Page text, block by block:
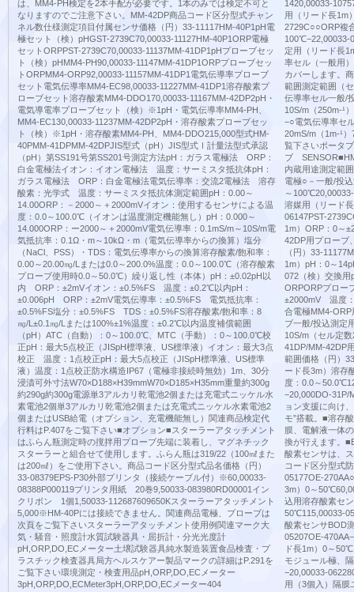
は、MM4-PH検定を2本手配が必要です。1本のみでは検定不可と
なりますのでご注意下さい。MM-42DP商品コード区分型式チャン
ネル数仕様測定項目付属センサ価格（円）33-11117HM-40P1pH電
極セット（検）pHGST-2739C70,00033-11127HM-40P1ORP電極
セットORPPST-2739C70,00033-11137MM-41DP1pHプローブセッ
ト（検）pHMM4-PH90,00033-11147MM-41DP1ORPプローブセッ
トORPMM4-ORP92,00033-11157MM-41DP1電気伝導率プローブ
セット電気伝導率MM4-EC98,00033-11227MM-41DP1溶存酸素プ
ローブセット溶存酸素MM4-DDO170,00033-11167MM-42DP2pH・
電気導電率プローブセット（検）※1pH・電気伝導率MM4-PH、
MM4-EC130,00033-11237MM-42DP2pH・溶存酸素プローブセッ
ト（検）※1pH・溶存酸素MM4-PH、MM4-DDO215,000型式HM-
40PMM-41DPMM-42DPJIS型式（pH）JIS型式Ⅰ計量法型式承認
（pH）第SS191号第SS201号測定方法pH：ガラス電極法 ORP：
白金電極法イオン：イオン電極法 温度：サーミスタ抵抗体pH：
ガラス電極法 ORP：白金電極法電気伝導率：交流2電極法 溶存
酸素：光学式 温度：サーミスタ抵抗体測定範囲pH：0.00～
14.00ORP：－2000～＋2000mVイオン：使用するセンサによる温
度：0.0～100.0℃（イオンは温度測定機能無し）pH：0.000～
14.000ORP：ー2000～＋2000mV電気伝導率：0.1mS/m～10S/m電
気抵抗率：0.1Ω・m～10kΩ・m（電気伝導率からの換算）塩分
（NaCl、PSS）・TDS：電気伝導率からの換算溶存酸素/飽和率：
0.00～20.00㎎/Lまたは0.0～200.0%温度：0.0～100.0℃（溶存酸素
プローブ使用時0.0～50.0℃）繰り返し性（本体）pH：±0.02pH以
内 ORP：±2mVイオン：±0.5%FS 温度：±0.2℃以内pH：
±0.006pH ORP：±2mV電気伝導率：±0.5%FS 電気抵抗率：
±0.5%FS塩分：±0.5%FS TDS：±0.5%FS溶存酸素/飽和率：8
㎎/L±0.1㎎/Lまたは100%±1%温度：±0.2℃以内温度補償範囲
（pH）ATC（自動）：0～100.0℃、MTC（手動）：0～100.0℃校
正pH：最大5点校正（JISpH標準液、US標準液）イオン：最大3点
校正 温度：1点校正pH：最大5点校正（JISpH標準液、US標準
液）温度：1点校正防水構造IP67（電極非接続時無効）1m、30分
浸漬可外寸法W70×D188×H39mmW70×D185×H35mm重量約300g
約290g約300g電源単3アルカリ乾電池2個または充電式ニッケル水
素電池2個単3アルカリ乾電池2個または充電式ニッケル水素電池2
個またはUSB給電（オプション、充電機能無し）関連商品検定代
行料はP.407をご覧下さい■オプション■スターラーアタッチメント
はふらん瓶測定時の撹拌用プローブ先端に装着し、マグネチック
スターラーと組合せて使用します。ふらん瓶は319/22（100㎖また
は200㎖）をご使用下さい。商品コード区分型式品名価格（円）
33-08379EPS-P30外部プリンタ（接続ケーブル付）※60,00033-
08388P000119プリンタ用紙 20巻9,50033-083980RD00001イン
クリボン 1個1,50033-112687609650Kスターラーアタッチメント
5,000※HM-40Pには接続できません。関連商品電極、プローブは
次頁をご覧下さいスターラーアタッチメント使用例関連マーク大
気・騒音・照度計水質試験器具・屈折計・分光光度計
pH,ORP,DO,ECメーター土壌試験器具純水製造装置食品検査・プ
ラスチック検査器具局方ヘルスケアー製品マークの詳細はP.291を
ご覧下さい環境測定・検査用品pH,ORP,DO,ECメーター
3pH,ORP,DO,ECMeter3pH,ORP,DO,ECメーター404
1420,00033-
用（リード長1m
2729C○○ORP複
100℃−22,00033-
定用（リード長
率セル（一般用
カバーします。
範囲測定範囲（
伝導率セル一般/
10S/m（250m-¹
−○電気伝導率セ
20mS/m（1m-¹
覧下さいポータ
ブ
内蔵用途測定範
電極○－一般/投
～
溶媒用（リード
06147PST-
1m）ORP：0～
42DP用プローブ
（円）33-
1m）pH：0～
072（検）交換用
ORPORPプロー
±2000mV 温度
合電極MM4-
ブ一般/投込測定
10S/m（セル定
41DP/MM-42DP
範囲価格（円）
ード長3m）溶存
度：0.0～
−20,000DO-31P/
ョン支援に向け
モ”搭載。■溶存
膜、電解液一体
換が行えます。
酸素センサは、
コード区分型式
05177OE-
3m）0～
込用溶存酸素セ
50℃115,00033-
酸素センサBOD
05207OE-
ド長1m）0～
モジュール極、
−20,00033-
用（3個入）隔膜